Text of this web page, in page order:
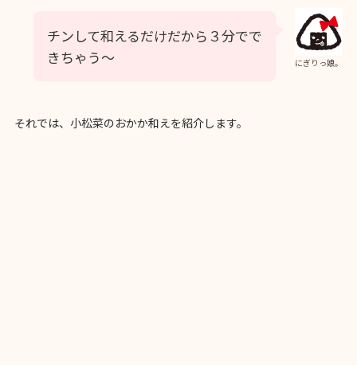
にぎりっ娘。
チンして和えるだけだから３分でで
きちゃう〜
それでは、小松菜のおかか和えを紹介します。